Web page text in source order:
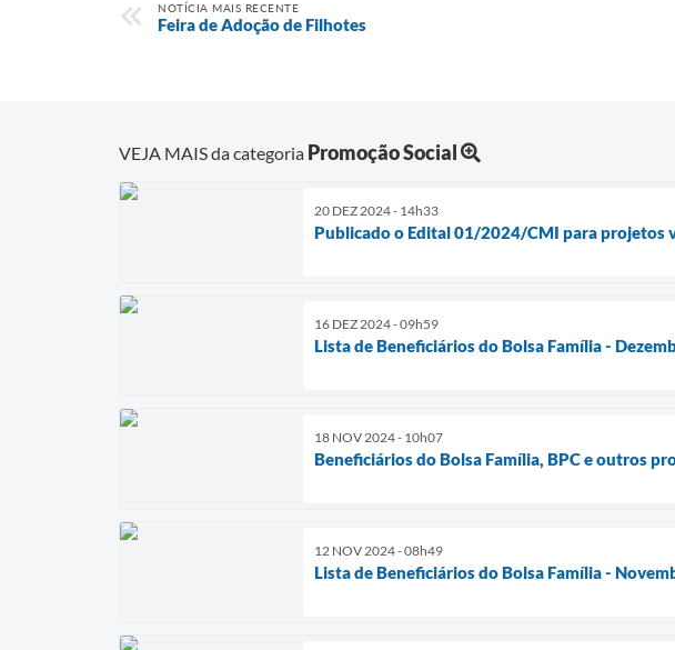
NOTÍCIA MAIS RECENTE
Feira de Adoção de Filhotes
VEJA MAIS da categoria Promoção Social
20 DEZ 2024 - 14h33
Publicado o Edital 01/2024/CMI para projetos
16 DEZ 2024 - 09h59
Lista de Beneficiários do Bolsa Família -
18 NOV 2024 - 10h07
Beneficiários do Bolsa Família, BPC e outros
12 NOV 2024 - 08h49
Lista de Beneficiários do Bolsa Família -